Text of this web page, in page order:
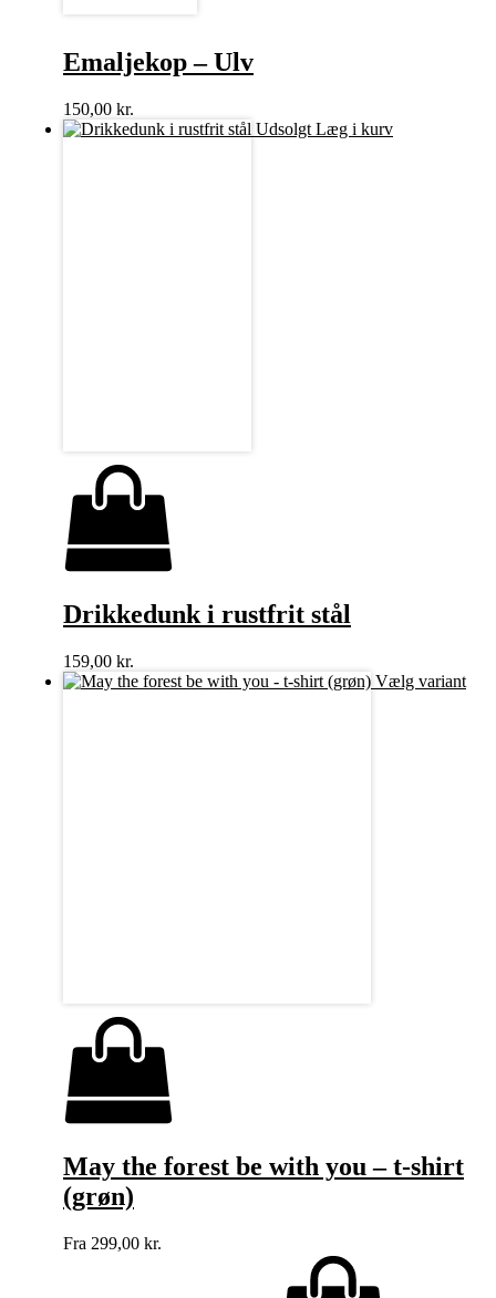
Emaljekop – Ulv
150,00 kr.
Udsolgt Læg i kurv
Drikkedunk i rustfrit stål
159,00 kr.
Vælg variant
May the forest be with you – t-shirt
(grøn)
Fra 299,00 kr.